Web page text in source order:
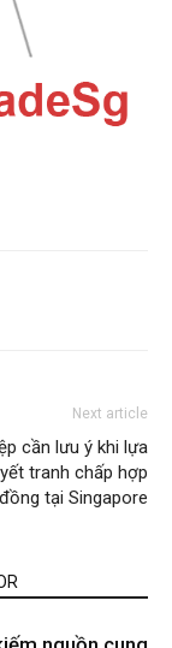
Next article
cần lưu ý khi lựa
tranh chấp hợp
đồng tại Singapore